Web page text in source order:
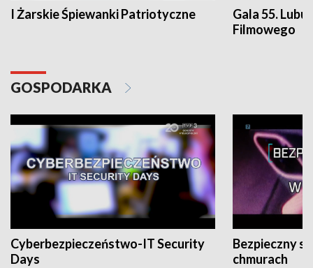
I Żarskie Śpiewanki Patriotyczne
Gala 55.
Filmowego
GOSPODARKA
Cyberbezpieczeństwo-IT Security
Days
Bezpieczny
chmurach